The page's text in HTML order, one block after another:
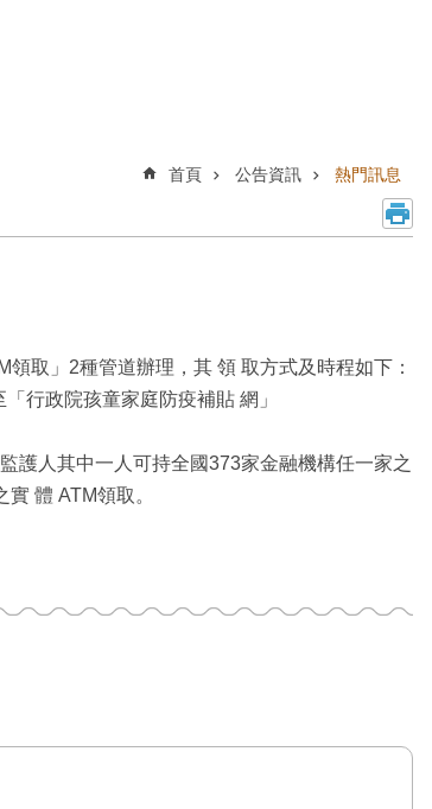
首頁 公告資訊 熱門訊息
取」2種管道辦理，其 領 取方式及時程如下：
行政院孩童家庭防疫補貼 網」
護人其中一人可持全國373家金融機構任一家之
體 ATM領取。